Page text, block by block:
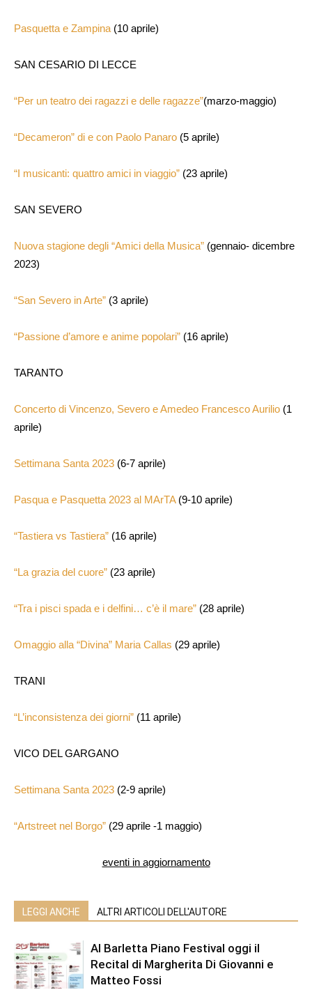
Pasquetta e Zampina (10 aprile)
SAN CESARIO DI LECCE
“Per un teatro dei ragazzi e delle ragazze”(marzo-maggio)
“Decameron” di e con Paolo Panaro (5 aprile)
“I musicanti: quattro amici in viaggio” (23 aprile)
SAN SEVERO
Nuova stagione degli “Amici della Musica” (gennaio- dicembre
2023)
“San Severo in Arte” (3 aprile)
“Passione d’amore e anime popolari” (16 aprile)
TARANTO
Concerto di Vincenzo, Severo e Amedeo Francesco Aurilio (1
aprile)
Settimana Santa 2023 (6-7 aprile)
Pasqua e Pasquetta 2023 al MArTA(9-10 aprile)
“Tastiera vs Tastiera” (16 aprile)
“La grazia del cuore” (23 aprile)
“Tra i pisci spada e i delfini… c’è il mare” (28 aprile)
Omaggio alla “Divina” Maria Callas (29 aprile)
TRANI
“L’inconsistenza dei giorni” (11 aprile)
VICO DEL GARGANO
Settimana Santa 2023 (2-9 aprile)
“Artstreet nel Borgo” (29 aprile -1 maggio)
eventi in aggiornamento
LEGGI ANCHE ALTRI ARTICOLI DELL'AUTORE
Al Barletta Piano Festival oggi il
Recital di Margherita Di Giovanni e
Matteo Fossi